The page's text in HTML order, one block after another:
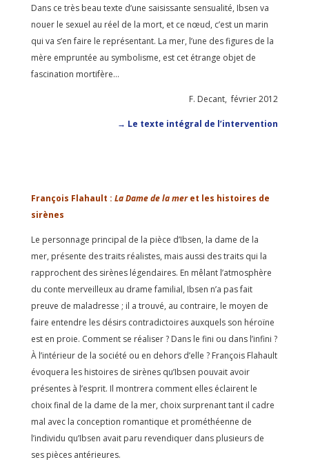
Dans ce très beau texte d’une saisissante sensualité, Ibsen va
nouer le sexuel au réel de la mort, et ce nœud, c’est un marin
qui va s’en faire le représentant. La mer, l’une des figures de la
mère empruntée au symbolisme, est cet étrange objet de
fascination mortifère…
F. Decant, février 2012
→ Le texte intégral de l’intervention
François Flahault : La Dame de la meret les histoires de
sirènes
Le personnage principal de la pièce d’Ibsen, la dame de la
mer, présente des traits réalistes, mais aussi des traits qui la
rapprochent des sirènes légendaires. En mêlant l’atmosphère
du conte merveilleux au drame familial, Ibsen n’a pas fait
preuve de maladresse ; il a trouvé, au contraire, le moyen de
faire entendre les désirs contradictoires auxquels son héroïne
est en proie. Comment se réaliser ? Dans le fini ou dans l’infini ?
À l’intérieur de la société ou en dehors d’elle ? François Flahault
évoquera les histoires de sirènes qu’Ibsen pouvait avoir
présentes à l’esprit. Il montrera comment elles éclairent le
choix final de la dame de la mer, choix surprenant tant il cadre
mal avec la conception romantique et prométhéenne de
l’individu qu’Ibsen avait paru revendiquer dans plusieurs de
ses pièces antérieures.